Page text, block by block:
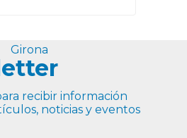
recibir información
noticias y eventos